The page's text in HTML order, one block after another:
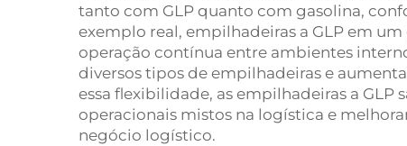
tanto com GLP quanto com gasolina,
exemplo real, empilhadeiras a GLP em
operação contínua entre ambientes
diversos tipos de empilhadeiras e
essa flexibilidade, as empilhadeiras a GLP
operacionais mistos na logística e
negócio logístico.